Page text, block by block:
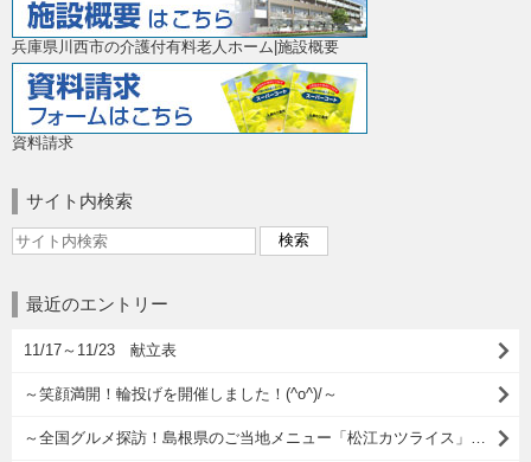
兵庫県川西市の介護付有料老人ホーム|施設概要
資料請求
サイト内検索
最近のエントリー
11/17～11/23 献立表
～笑顔満開！輪投げを開催しました！(^o^)/～